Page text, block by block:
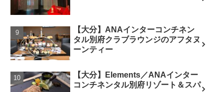
【大分】ANAインターコンチネン
タル別府クラブラウンジのアフタヌ
ーンティー
【大分】Elements／ANAインター
コンチネンタル別府リゾート＆スパ